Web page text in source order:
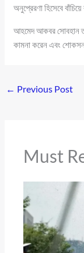
অনুপ্রেরণা হিসেবে বাঁচিয়ে
আহমেদ আকবর সোবহান
কামনা করেন এবং
← Previous Post
Must